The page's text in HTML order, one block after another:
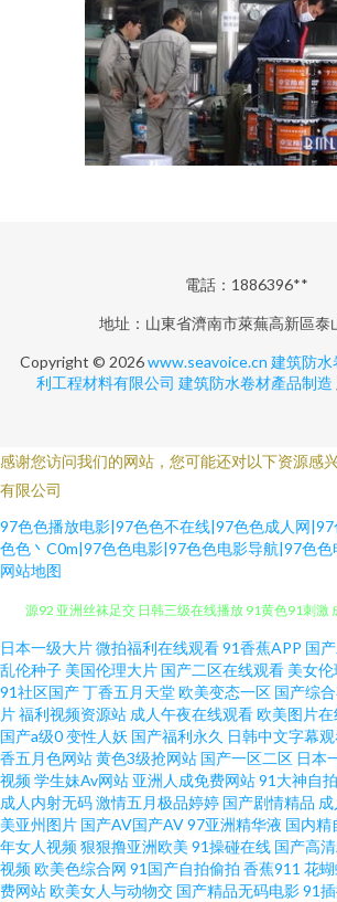
電話：1886396**
地址：山東省濟南市萊蕪高新區泰
Copyright © 2026www.seavoice.cn 建筑防水
利工程材料有限公司 建筑防水卷材產品制造
感谢您访问我们的网站，您可能还对以下资源感
有限公司
97色色播放电影|97色色不在线|97色色成人网
色色丶C0m|97色色电影|97色色电影导航|97色
网站地图
婷婷五月天社区 久草综合网 美女黄久久 亚洲色图网
源92 亚洲丝袜足交 日韩三级在线播放 91黄色91刺激
www91男人 欧美性网 91干看片逼爽爽淫绳子 福利
司机午夜开放 1024美女视频 传媒视频网站 91国产白
久孕妇 亚洲先锋电影 成人亚洲国产欧美 欧美一区二
日本一级大片微拍福利在线观看91香蕉APP 国
乱伦种子 美国伦理大片 国产二区在线观看 美女
91社区国产丁香五月天堂欧美变态一区 国产综
片福利视频资源站 成人午夜在线观看欧美图片
国产a级0变性人妖 国产福利永久 日韩中文字幕
香五月色网站黄色3级抢网站 国产一区二区 日本
视频学生妹Av网站 亚洲人成免费网站91大神自拍
成人内射无码激情五月极品婷婷 国产剧情精品
美亚州图片 国产AV国产AV97亚洲精华液 国内精
年女人视频狠狠撸亚洲欧美 91操碰在线 国产高
视频欧美色综合网 91国产自拍偷拍 香蕉911 花
费网站欧美女人与动物交 国产精品无码电影91